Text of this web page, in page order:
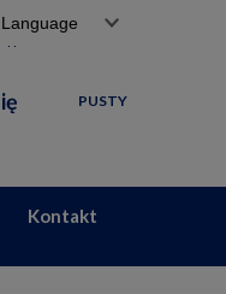
by
PUSTY
Kontakt